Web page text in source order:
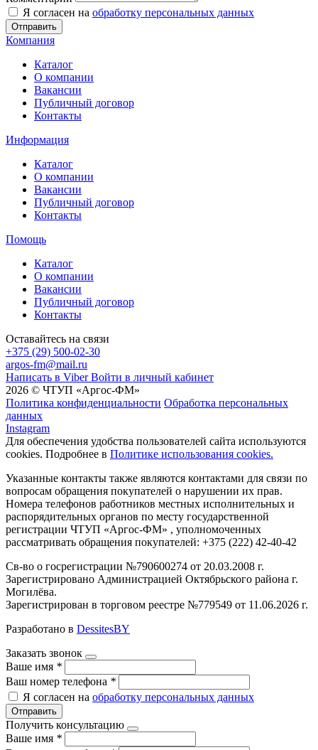
Я согласен на обработку персональных данных
Отправить
Компания
Каталог
О компании
Вакансии
Публичный договор
Контакты
Информация
Каталог
О компании
Вакансии
Публичный договор
Контакты
Помощь
Каталог
О компании
Вакансии
Публичный договор
Контакты
Оставайтесь на связи
+375 (29) 500-02-30
argos-fm@mail.ru
Написать в Viber Войти в личный кабинет
2026 © ЧТУП «Аргос-ФМ»
Политика конфиденциальности Обработка персональных
данных
Instagram
Для обеспечения удобства пользователей сайта используются
cookies. Подробнее в Политике использования cookies.
Указанные контакты также являются контактами для связи по
вопросам обращения покупателей о нарушении их прав.
Номера телефонов работников местных исполнительных и
распорядительных органов по месту государственной
регистрации ЧТУП «Аргос-ФМ» , уполномоченных
рассматривать обращения покупателей: +375 (222) 42-40-42
Св-во о госрегистрации №790600274 от 20.03.2008 г.
Зарегистрировано Администрацией Октябрьского района г.
Могилёва.
Зарегистрирован в торговом реестре №779549 от 11.06.2026 г.
Разработано в DessitesBY
Заказать звонок
Ваше имя *
Ваш номер телефона *
Я согласен на обработку персональных данных
Отправить
Получить консультацию
Ваше имя *